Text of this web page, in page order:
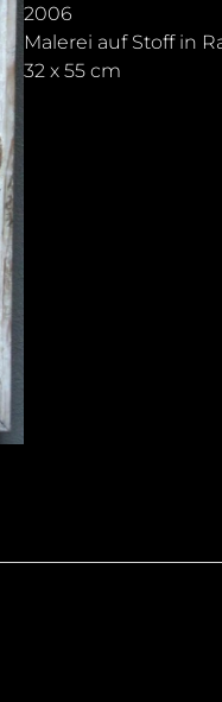
2006
Malerei auf Stoff in
32 x 55 cm